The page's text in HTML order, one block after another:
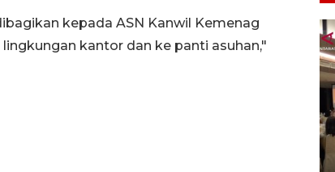
kepada ASN Kanwil Kemenag
kantor dan ke panti asuhan,"